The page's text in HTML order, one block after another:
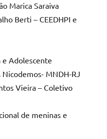
Marica Saraiva
Berti – CEEDHPI e
e Adolescente
MNDH-RJ
Vieira – Coletivo
de meninas e